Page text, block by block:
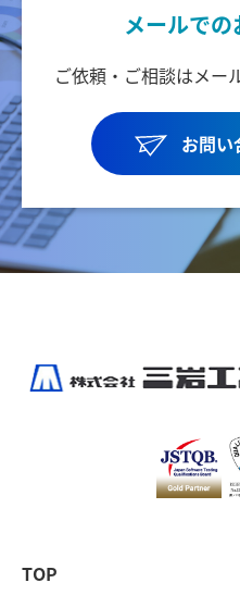
メールで
ご依頼・ご相談はメー
お問い
TOP